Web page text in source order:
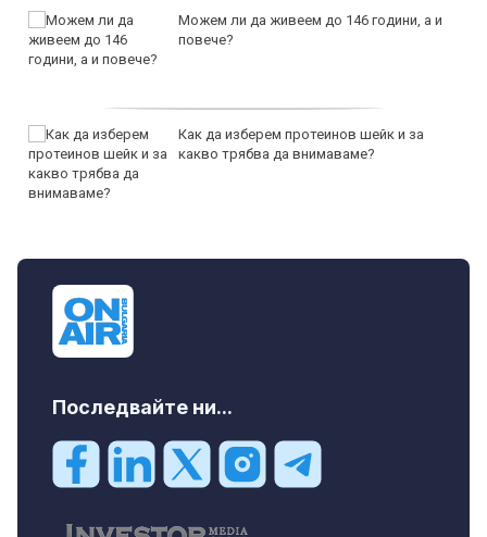
Можем ли да живеем до 146 години, а и
повече?
Как да изберем протеинов шейк и за
какво трябва да внимаваме?
Последвайте ни...